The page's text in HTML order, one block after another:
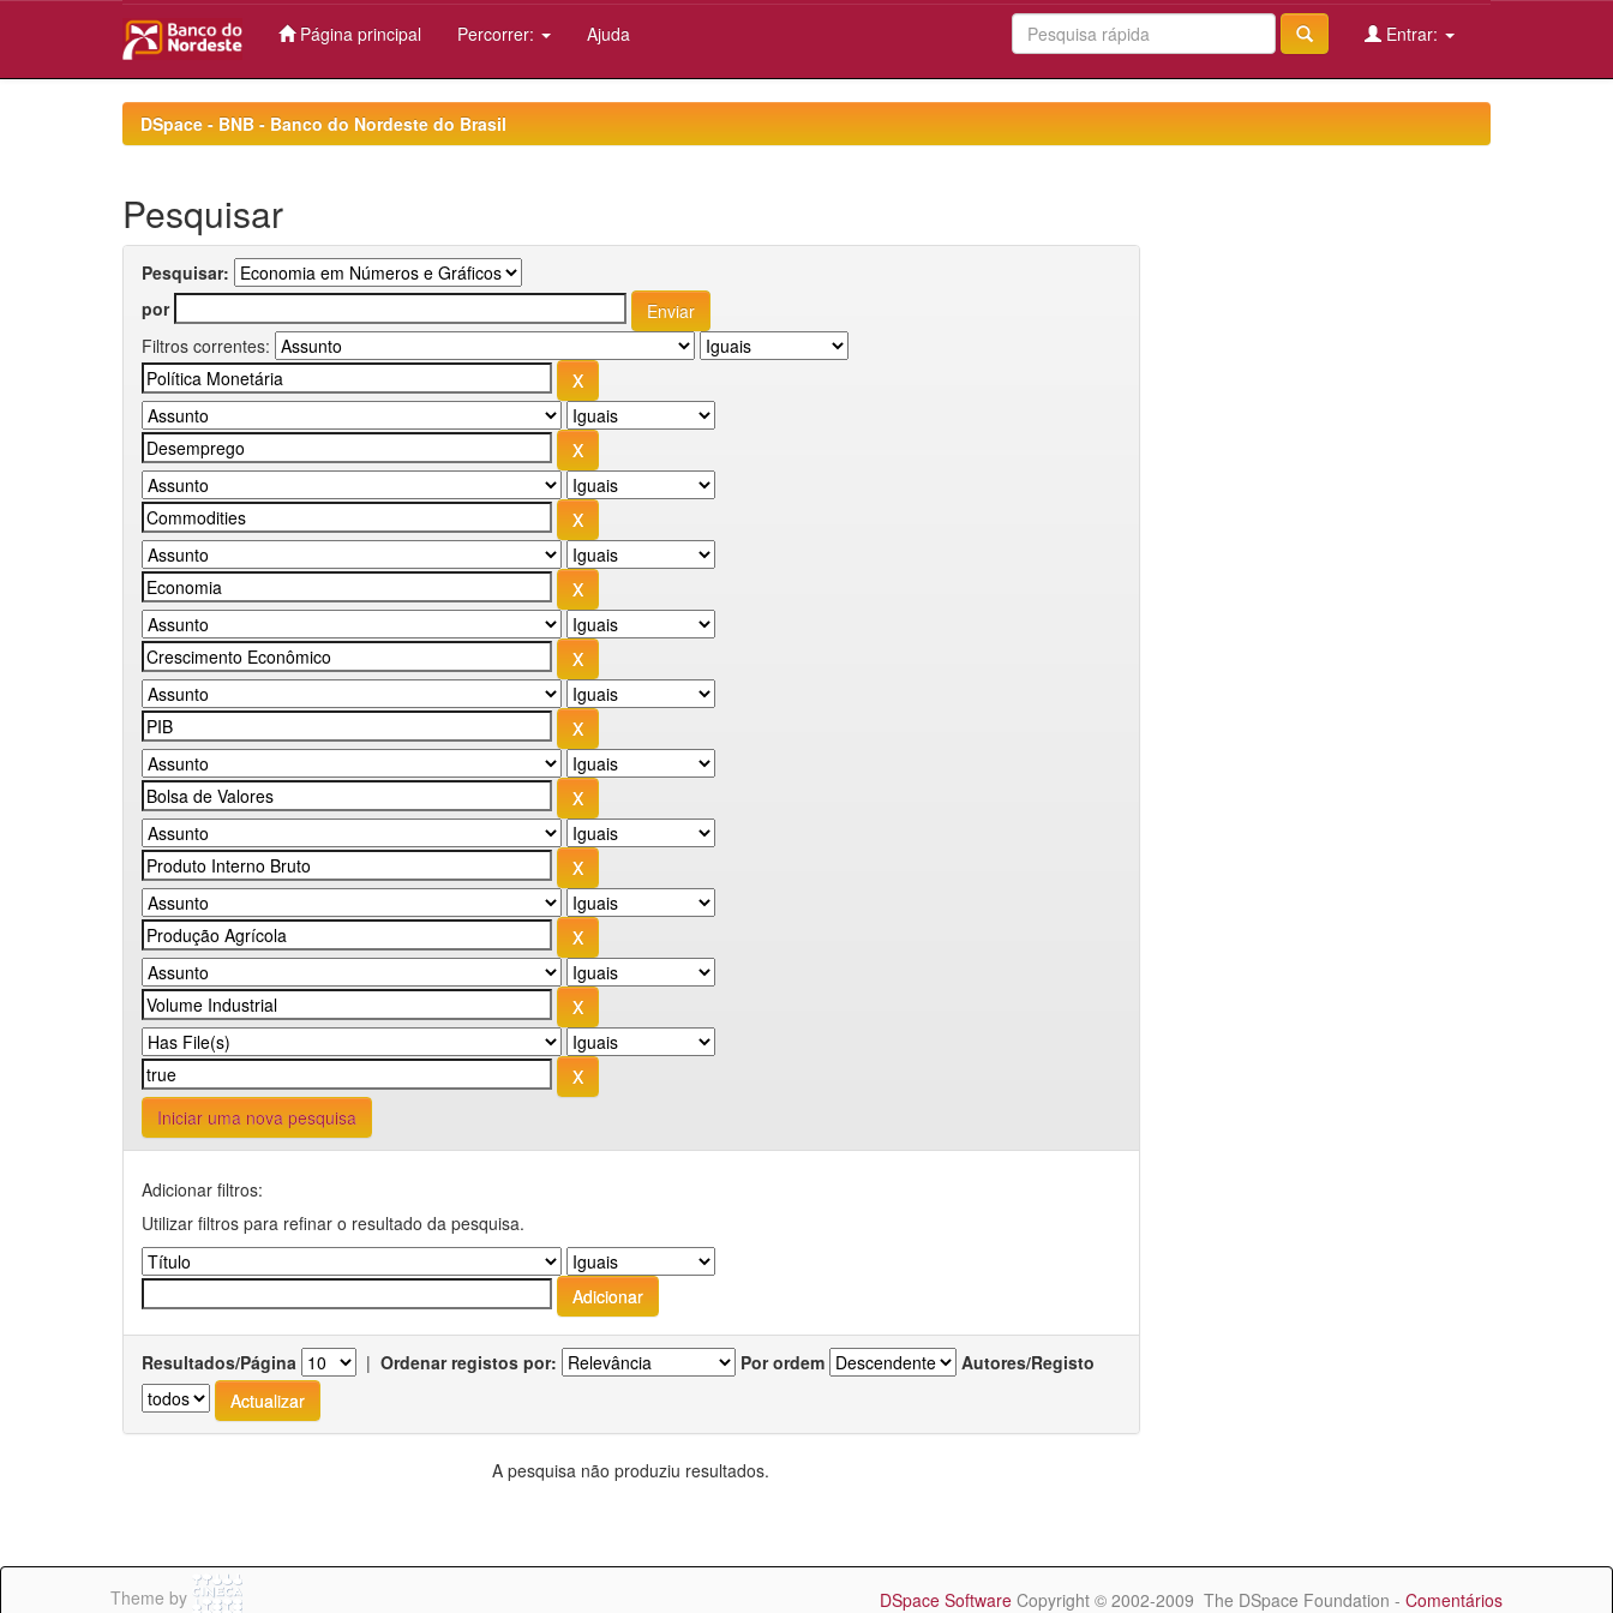
Página principal Percorrer: Ajuda Entrar:
DSpace - BNB - Banco do Nordeste do Brasil
Pesquisar
Pesquisar:
por
Filtros correntes:
Iniciar uma nova pesquisa
Adicionar filtros:
Utilizar filtros para refinar o resultado da pesquisa.
Resultados/Página | Ordenar registos por: Por ordem Autores/Registo
A pesquisa não produziu resultados.
Theme by DSpace Software Copyright © 2002-2009 The DSpace Foundation - Comentários